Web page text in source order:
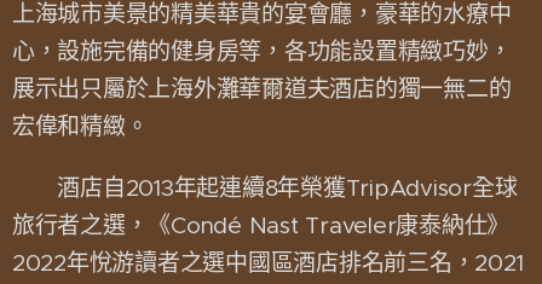
上海城市美景的精美華貴的宴會廳，豪華的水療中
心，設施完備的健身房等，各功能設置精緻巧妙，
展示出只屬於上海外灘華爾道夫酒店的獨一無二的
宏偉和精緻。
酒店自2013年起連續8年榮獲TripAdvisor全球
旅行者之選，《Condé Nast Traveler康泰納仕》
2022年悅游讀者之選中國區酒店排名前三名，2021